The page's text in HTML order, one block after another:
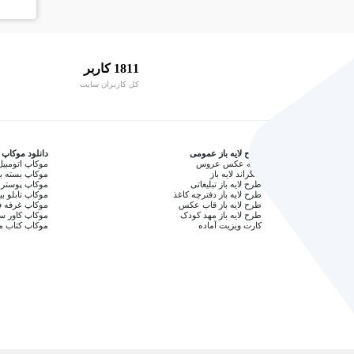
1811 کاربر
کل کاربران سایت
طرح لایه باز عمومی
آتلیه عکس عروس
بکگراند لایه باز
طرح لایه باز تبلیغاتی
طرح لایه باز دفترچه کاغذ
طرح لایه باز قاب عکس
طرح لایه باز مهد کودک
کارت ویزیت آماده
دانلود موکاپ
موکاپ
موکاپ بسته
موکاپ
موکاپ تابلو
موکاپ غرفه
موکاپ کاور
موکاپ کتاب